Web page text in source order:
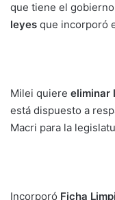
que tiene el
leyes que incorporó
Milei quiere eliminar
está dispuesto a
Macri para la
Incorporó Ficha